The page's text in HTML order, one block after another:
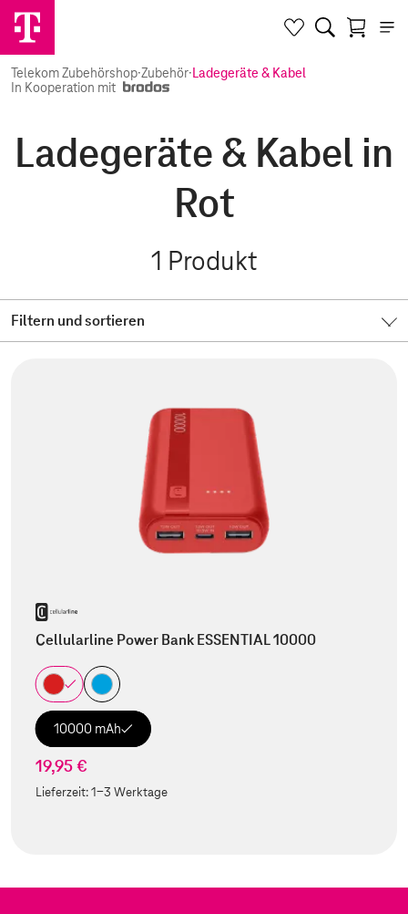
Telekom Zubehörshop·Zubehör·Ladegeräte & Kabel
In Kooperation mit
Ladegeräte & Kabel in
Rot
1 Produkt
Filtern und sortieren
Cellularline Power Bank ESSENTIAL 10000
10000 mAh
19,95 €
Lieferzeit:1-3 Werktage